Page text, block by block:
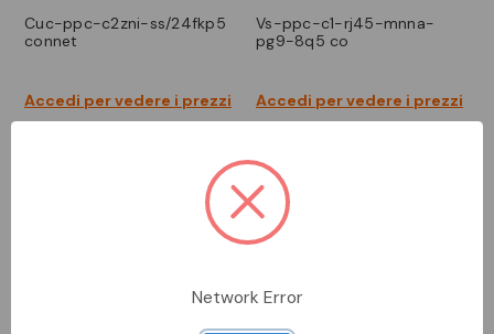
cuc-ppc-c2zni-ss/24fkp5
connet
Accedi per vedere i prezzi
vs-ppc-c1-rj45-mnna-
pg9-8q5 co
Accedi per vedere i prezzi
Network Error